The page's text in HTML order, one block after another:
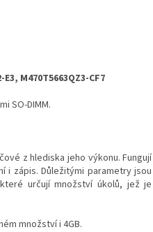
M470T5663QZ3-CF7
SO-DIMM.
z hlediska jeho výkonu. Fungují
i zápis. Důležitými parametry jsou
určují množství úkolů, jež je
množství i 4GB.